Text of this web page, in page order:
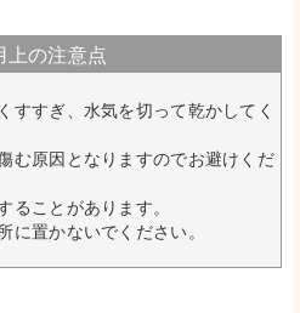
上の注意点
すすぎ、水気を切って乾かしてく
む原因となりますのでお避けくだ
ることがあります。
に置かないでください。